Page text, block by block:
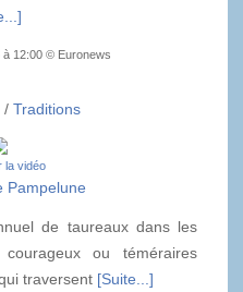
à 12:00 © Euronews
/ Traditions
la vidéo
Pampelune
de taureaux dans les
ou téméraires
traversent [Suite...]